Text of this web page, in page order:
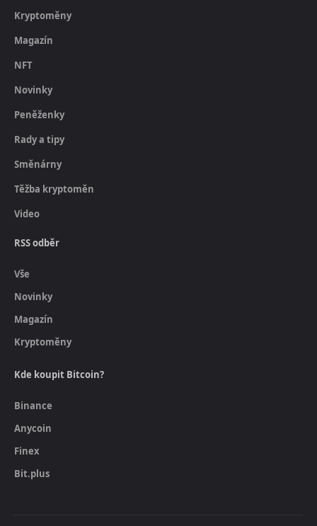
Kryptoměny
Magazín
NFT
Novinky
Peněženky
Rady a tipy
Směnárny
Těžba kryptoměn
Video
RSS odběr
Vše
Novinky
Magazín
Kryptoměny
Kde koupit Bitcoin?
Binance
Anycoin
Finex
Bit.plus